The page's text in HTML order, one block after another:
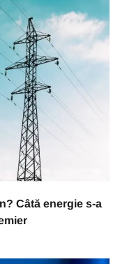
Câtă energie s-a